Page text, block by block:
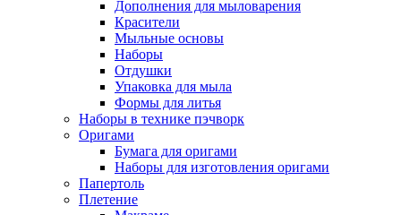
Дополнения для мыловарения
Красители
Мыльные основы
Наборы
Отдушки
Упаковка для мыла
Формы для литья
Наборы в технике пэчворк
Оригами
Бумага для оригами
Наборы для изготовления оригами
Папертоль
Плетение